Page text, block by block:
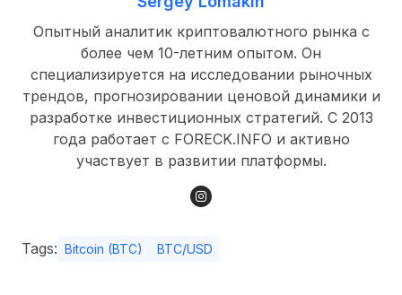
Опытный аналитик криптовалютного рынка с
более чем 10-летним опытом. Он
специализируется на исследовании рыночных
трендов, прогнозировании ценовой динамики и
разработке инвестиционных стратегий. С 2013
года работает с FORECK.INFO и активно
участвует в развитии платформы.
Tags: Bitcoin (BTC) BTC/USD